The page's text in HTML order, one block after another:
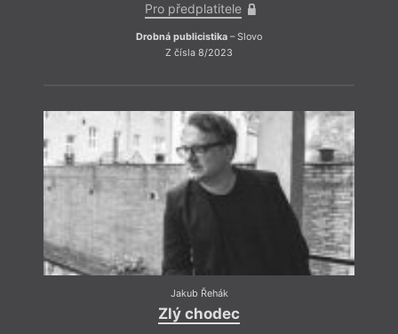
Pro předplatitele
Drobná publicistika – Slovo
Z čísla 8/2023
Jakub Řehák
Zlý chodec